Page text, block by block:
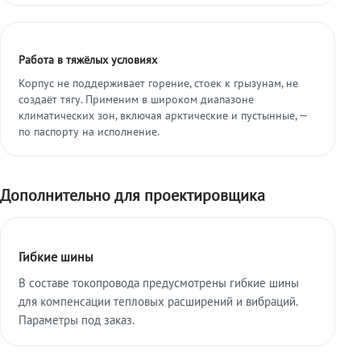
Работа в тяжёлых условиях
Корпус не поддерживает горение, стоек к грызунам, не
создаёт тягу. Применим в широком диапазоне
климатических зон, включая арктические и пустынные, —
по паспорту на исполнение.
Дополнительно для проектировщика
Гибкие шины
В составе токопровода предусмотрены гибкие шины
для компенсации тепловых расширений и вибраций.
Параметры под заказ.